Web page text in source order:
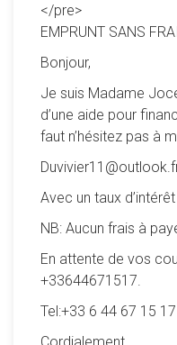
</pre>
EMPRUNT SANS
Bonjour,
Je suis Madame
d’une aide pour
faut n’hésitez pas à
Avec un taux
NB: Aucun frais à
En attente de vos
+33644671517.
Tel:+33 6 44 67 15 17